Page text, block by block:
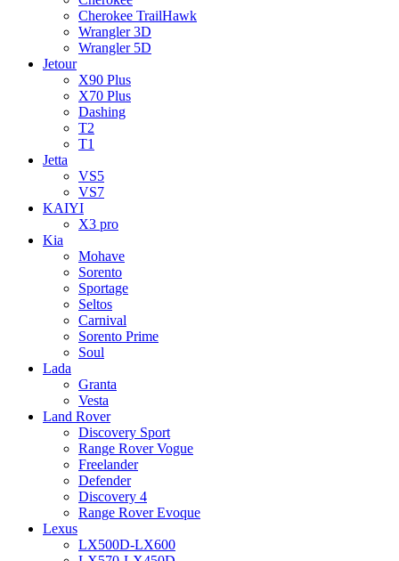
Cherokee TrailHawk
Wrangler 3D
Wrangler 5D
Jetour
X90 Plus
X70 Plus
Dashing
T2
T1
Jetta
VS5
VS7
KAIYI
X3 pro
Kia
Mohave
Sorento
Sportage
Seltos
Carnival
Sorento Prime
Soul
Lada
Granta
Vesta
Land Rover
Discovery Sport
Range Rover Vogue
Freelander
Defender
Discovery 4
Range Rover Evoque
Lexus
LX500D-LX600